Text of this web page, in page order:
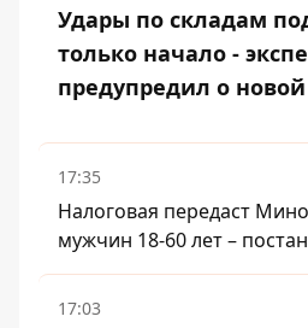
Удары по складам
только начало -
предупредил о новой
17:35
Налоговая передаст
мужчин 18-60 лет –
17:03